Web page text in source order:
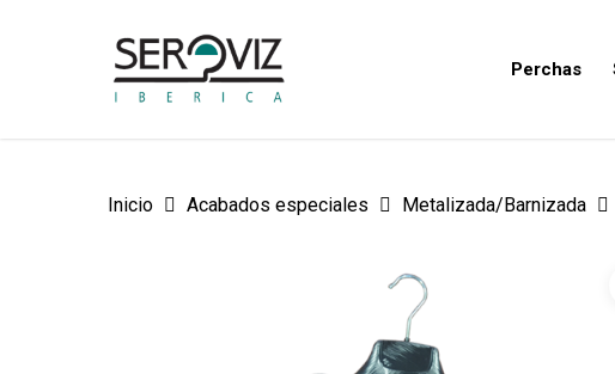
Perchas
Inicio Acabados especiales Metalizada/Barnizada